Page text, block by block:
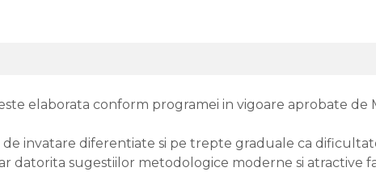
elaborata conform programei in vigoare aprobate de
invatare diferentiate si pe trepte graduale ca
datorita sugestiilor metodologice moderne si atractive